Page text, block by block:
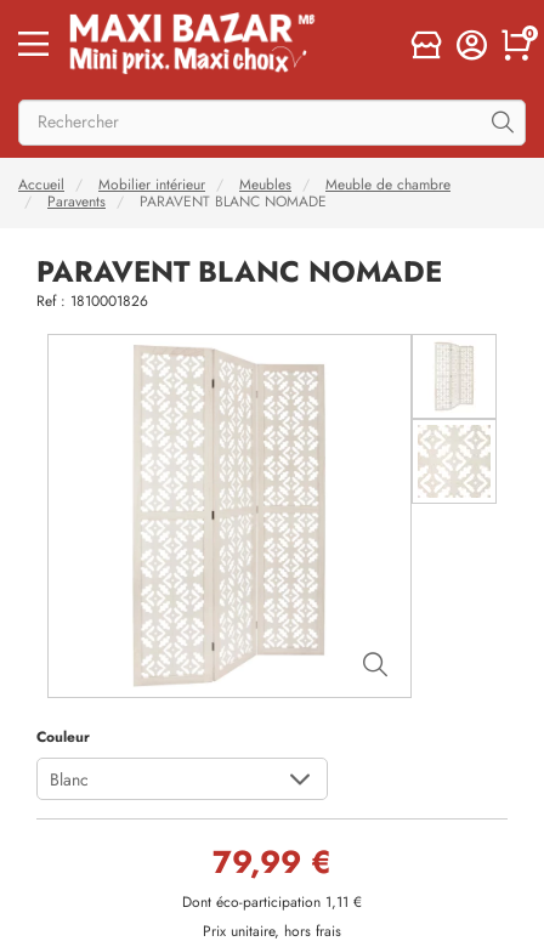
0
Accueil Mobilier intérieur Meubles
Meuble de chambre
Paravents
PARAVENT BLANC NOMADE
PARAVENT BLANC NOMADE
Ref : 1810001826
Couleur
Blanc
79,99 €
Dont éco-participation 1,11 €
Prix unitaire, hors frais